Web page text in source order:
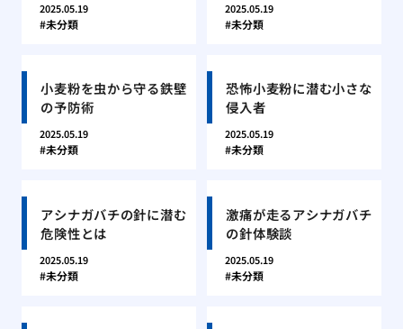
2025.05.19
未分類
2025.05.19
未分類
小麦粉を虫から守る鉄壁
の予防術
2025.05.19
未分類
恐怖小麦粉に潜む小さな
侵入者
2025.05.19
未分類
アシナガバチの針に潜む
危険性とは
2025.05.19
未分類
激痛が走るアシナガバチ
の針体験談
2025.05.19
未分類